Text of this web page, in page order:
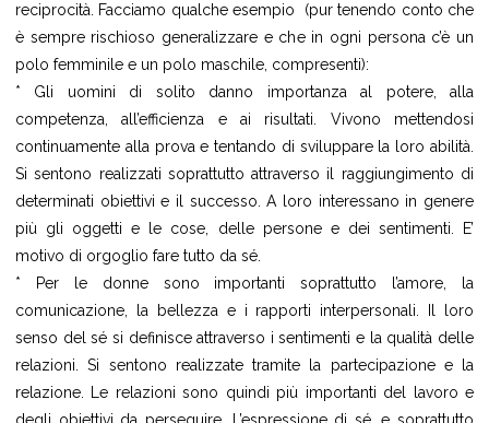
reciprocità. Facciamo qualche esempio (pur tenendo conto che
è sempre rischioso generalizzare e che in ogni persona c’è un
polo femminile e un polo maschile, compresenti):
* Gli uomini di solito danno importanza al potere, alla
competenza, all’efficienza e ai risultati. Vivono mettendosi
continuamente alla prova e tentando di sviluppare la loro abilità.
Si sentono realizzati soprattutto attraverso il raggiungimento di
determinati obiettivi e il successo. A loro interessano in genere
più gli oggetti e le cose, delle persone e dei sentimenti. E’
motivo di orgoglio fare tutto da sé.
* Per le donne sono importanti soprattutto l’amore, la
comunicazione, la bellezza e i rapporti interpersonali. Il loro
senso del sé si definisce attraverso i sentimenti e la qualità delle
relazioni. Si sentono realizzate tramite la partecipazione e la
relazione. Le relazioni sono quindi più importanti del lavoro e